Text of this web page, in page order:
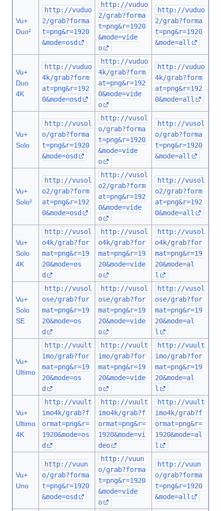
Vu+
Duo²
http://vuduo
2/grab?forma
t=png&r=1920
&mode=osd
http://vuduo
2/grab?forma
t=png&r=1920
&mode=vide
o
http://vuduo
2/grab?forma
t=png&r=1920
&mode=all
Vu+
Duo
4K
http://vuduo
4k/grab?form
at=png&r=192
0&mode=osd
http://vuduo
4k/grab?form
at=png&r=192
0&mode=vide
o
http://vuduo
4k/grab?form
at=png&r=192
0&mode=all
Vu+
Solo
http://vusol
o/grab?forma
t=png&r=1920
&mode=osd
http://vusol
o/grab?forma
t=png&r=1920
&mode=vide
o
http://vusol
o/grab?forma
t=png&r=1920
&mode=all
Vu+
Solo²
http://vusol
o2/grab?form
at=png&r=192
0&mode=osd
http://vusol
o2/grab?form
at=png&r=192
0&mode=vide
o
http://vusol
o2/grab?form
at=png&r=192
0&mode=all
Vu+
Solo
4K
http://vusol
o4k/grab?for
mat=png&r=19
20&mode=os
d
http://vusol
o4k/grab?for
mat=png&r=19
20&mode=vide
o
http://vusol
o4k/grab?for
mat=png&r=19
20&mode=al
l
Vu+
Solo
SE
http://vusol
ose/grab?for
mat=png&r=19
20&mode=os
d
http://vusol
ose/grab?for
mat=png&r=19
20&mode=vide
o
http://vusol
ose/grab?for
mat=png&r=19
20&mode=al
l
Vu+
Ultimo
http://vuult
imo/grab?for
mat=png&r=19
20&mode=os
d
http://vuult
imo/grab?for
mat=png&r=19
20&mode=vide
o
http://vuult
imo/grab?for
mat=png&r=19
20&mode=al
l
Vu+
Ultimo
4K
http://vuult
imo4k/grab?f
ormat=png&r=
1920&mode=os
d
http://vuult
imo4k/grab?f
ormat=png&r=
1920&mode=vi
deo
http://vuult
imo4k/grab?f
ormat=png&r=
1920&mode=al
l
Vu+
Uno
http://vuun
o/grab?forma
t=png&r=1920
&mode=osd
http://vuun
o/grab?forma
t=png&r=1920
&mode=vide
o
http://vuun
o/grab?forma
t=png&r=1920
&mode=all